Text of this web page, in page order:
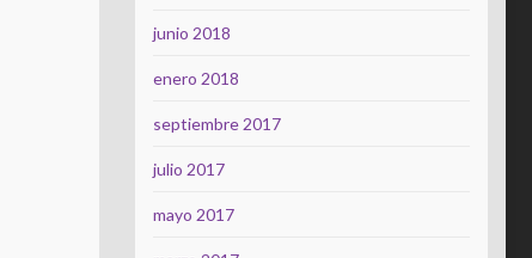
junio 2018
enero 2018
septiembre 2017
julio 2017
mayo 2017